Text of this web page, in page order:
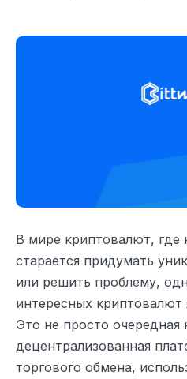
В мире криптовалют, где
старается придумать
или решить проблему,
интересных криптовалют
Это не просто очередная
децентрализованная
торгового обмена,